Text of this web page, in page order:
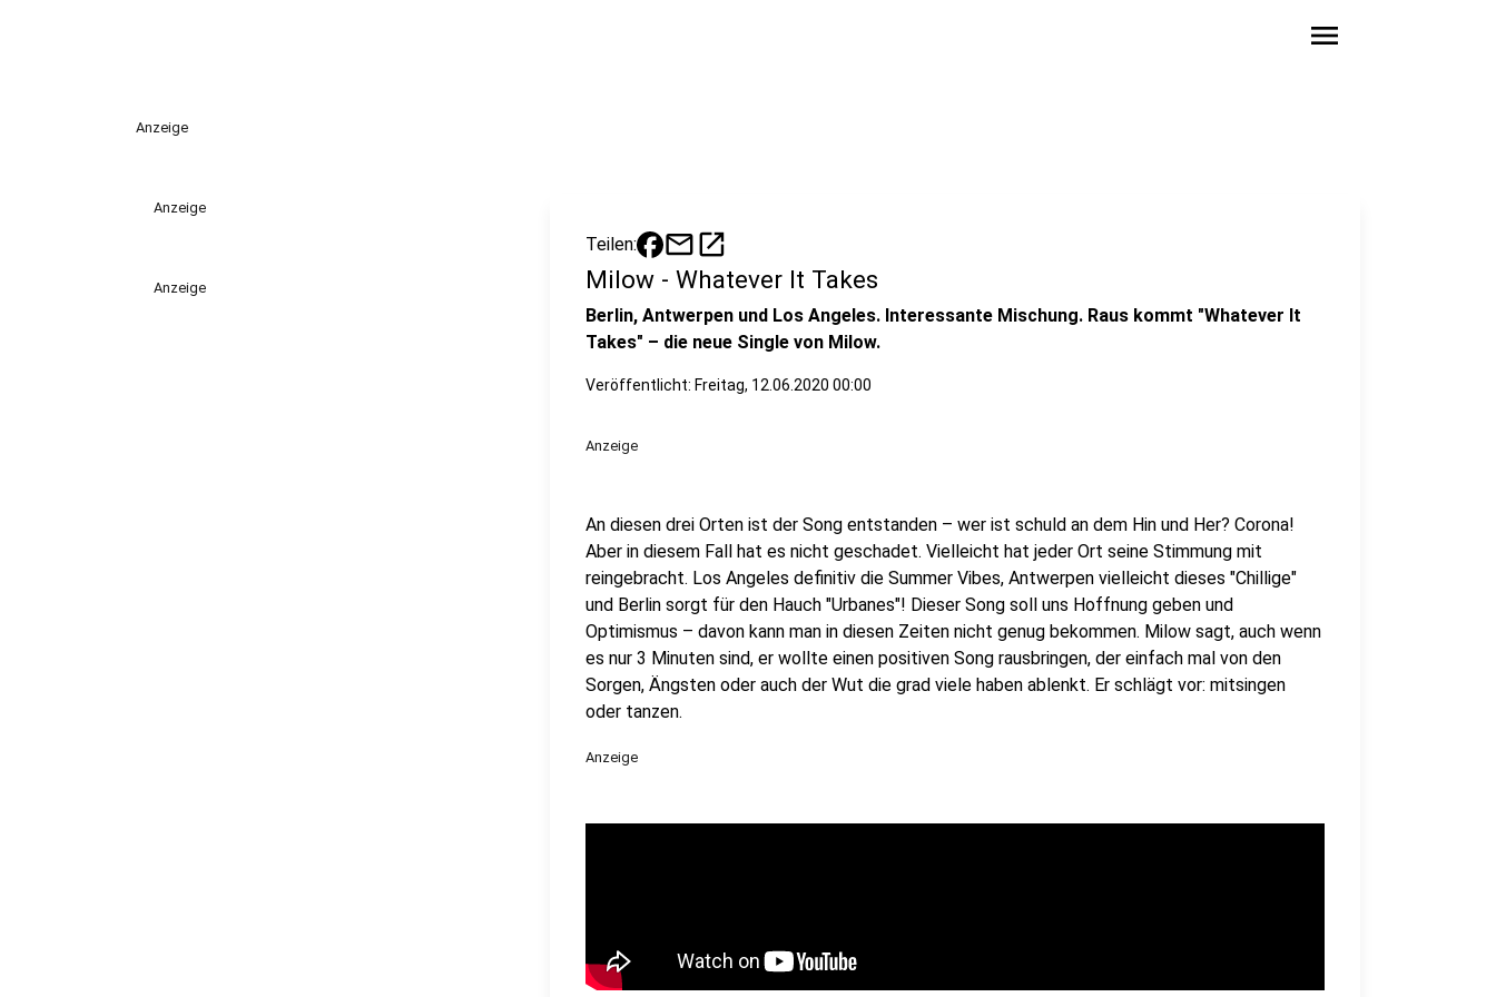
menu
Anzeige
Anzeige
Anzeige
Teilen: mailopen_in_new
Milow - Whatever It Takes
Berlin, Antwerpen und Los Angeles. Interessante Mischung. Raus kommt "Whatever It
Takes" – die neue Single von Milow.
Veröffentlicht: Freitag, 12.06.2020 00:00
Anzeige
An diesen drei Orten ist der Song entstanden – wer ist schuld an dem Hin und Her? Corona!
Aber in diesem Fall hat es nicht geschadet. Vielleicht hat jeder Ort seine Stimmung mit
reingebracht. Los Angeles definitiv die Summer Vibes, Antwerpen vielleicht dieses "Chillige"
und Berlin sorgt für den Hauch "Urbanes"! Dieser Song soll uns Hoffnung geben und
Optimismus – davon kann man in diesen Zeiten nicht genug bekommen. Milow sagt, auch wenn
es nur 3 Minuten sind, er wollte einen positiven Song rausbringen, der einfach mal von den
Sorgen, Ängsten oder auch der Wut die grad viele haben ablenkt. Er schlägt vor: mitsingen
oder tanzen.
Anzeige